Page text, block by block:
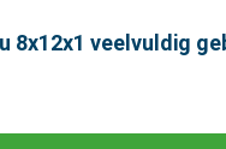
8x12x1 veelvuldig